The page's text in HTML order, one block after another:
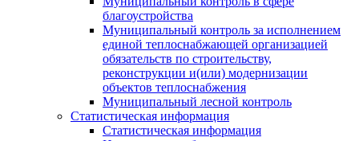
благоустройства
Муниципальный контроль за исполнением
единой теплоснабжающей организацией
обязательств по строительству,
реконструкции и(или) модернизации
объектов теплоснабжения
Муниципальный лесной контроль
Статистическая информация
Статистическая информация